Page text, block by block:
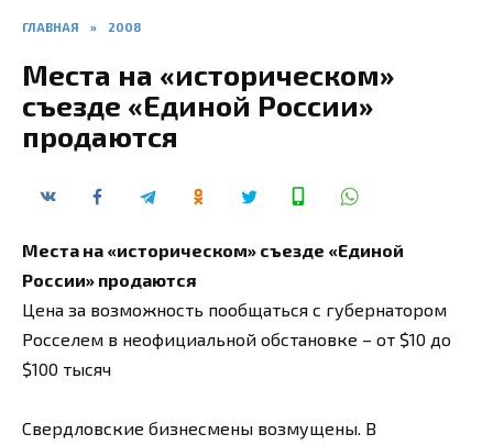
ГЛАВНАЯ » 2008
Места на «историческом»
съезде «Единой России»
продаются
Места на «историческом» съезде «Единой
России» продаются
Цена за возможность пообщаться с губернатором
Росселем в неофициальной обстановке – от $10 до
$100 тысяч
Свердловские бизнесмены возмущены. В